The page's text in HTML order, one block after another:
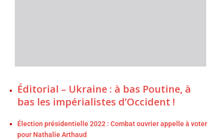
Éditorial – Ukraine : à bas Poutine, à
bas les impérialistes d’Occident !
Élection présidentielle 2022 : Combat ouvrier appelle à voter
pour Nathalie Arthaud